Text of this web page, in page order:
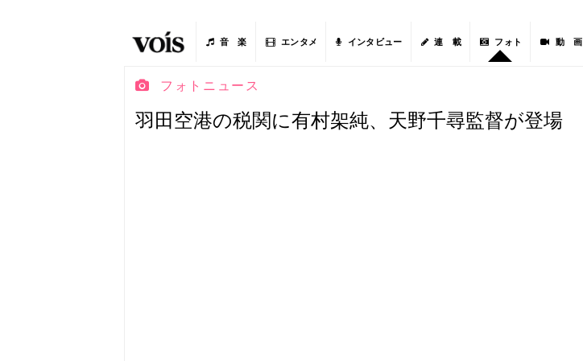
音 楽 エンタメ インタビュー 連 載 フォト 動 画
フォトニュース
羽田空港の税関に有村架純、天野千尋監督が登場